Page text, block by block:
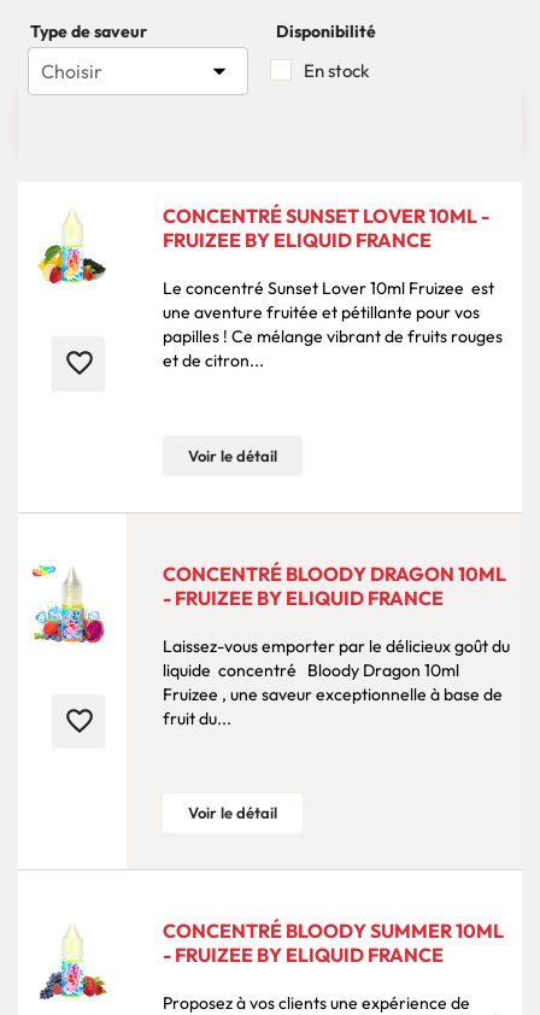
Type de saveur
Choisir 
Disponibilité
En stock
favorite_border
CONCENTRÉ SUNSET LOVER 10ML -
FRUIZEE BY ELIQUID FRANCE
Le concentré Sunset Lover 10ml Fruizee est
une aventure fruitée et pétillante pour vos
papilles ! Ce mélange vibrant de fruits rouges
et de citron...
Voir le détail
favorite_border
CONCENTRÉ BLOODY DRAGON 10ML
- FRUIZEE BY ELIQUID FRANCE
Laissez-vous emporter par le délicieux goût du
liquide concentré Bloody Dragon 10ml
Fruizee , une saveur exceptionnelle à base de
fruit du...
Voir le détail
CONCENTRÉ BLOODY SUMMER 10ML
- FRUIZEE BY ELIQUID FRANCE
Proposez à vos clients une expérience de